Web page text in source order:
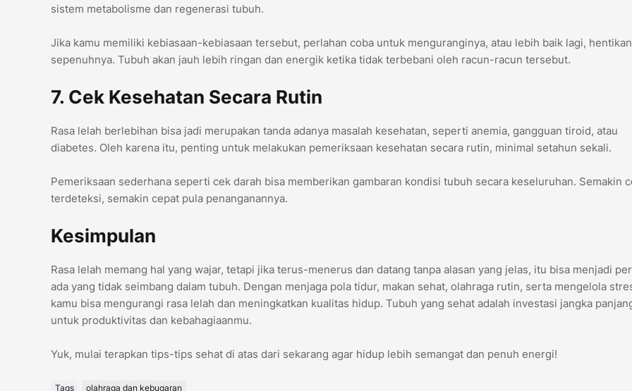
sistem metabolisme dan regenerasi tubuh.
Jika kamu memiliki kebiasaan-kebiasaan tersebut, perlahan coba untuk menguranginya, atau lebih baik lagi, hentikan
sepenuhnya. Tubuh akan jauh lebih ringan dan energik ketika tidak terbebani oleh racun-racun tersebut.
7. Cek Kesehatan Secara Rutin
Rasa lelah berlebihan bisa jadi merupakan tanda adanya masalah kesehatan, seperti anemia, gangguan tiroid, atau
diabetes. Oleh karena itu, penting untuk melakukan pemeriksaan kesehatan secara rutin, minimal setahun sekali.
Pemeriksaan sederhana seperti cek darah bisa memberikan gambaran kondisi tubuh secara keseluruhan. Semakin
terdeteksi, semakin cepat pula penanganannya.
Kesimpulan
Rasa lelah memang hal yang wajar, tetapi jika terus-menerus dan datang tanpa alasan yang jelas, itu bisa menjadi
ada yang tidak seimbang dalam tubuh. Dengan menjaga pola tidur, makan sehat, olahraga rutin, serta mengelola
kamu bisa mengurangi rasa lelah dan meningkatkan kualitas hidup. Tubuh yang sehat adalah investasi jangka
untuk produktivitas dan kebahagiaanmu.
Yuk, mulai terapkan tips-tips sehat di atas dari sekarang agar hidup lebih semangat dan penuh energi!
Tags olahraga dan kebugaran